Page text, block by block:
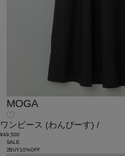
MOGA
ワンピース (わんぴーす) /
¥49,500
SALE
2BUY10%OFF